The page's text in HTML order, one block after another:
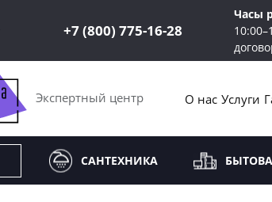
+7 (800) 775-16-28
Часы
Экспертный центр О нас Услуги
САНТЕХНИКА